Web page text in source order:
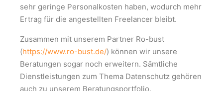
sehr geringe Personalkosten haben, wodurch mehr
Ertrag für die angestellten Freelancer bleibt.
Zusammen mit unserem Partner Ro-bust
(https://www.ro-bust.de/) können wir unsere
Beratungen sogar noch erweitern. Sämtliche
Dienstleistungen zum Thema Datenschutz gehören
auch zu unserem Beratungsportfolio.